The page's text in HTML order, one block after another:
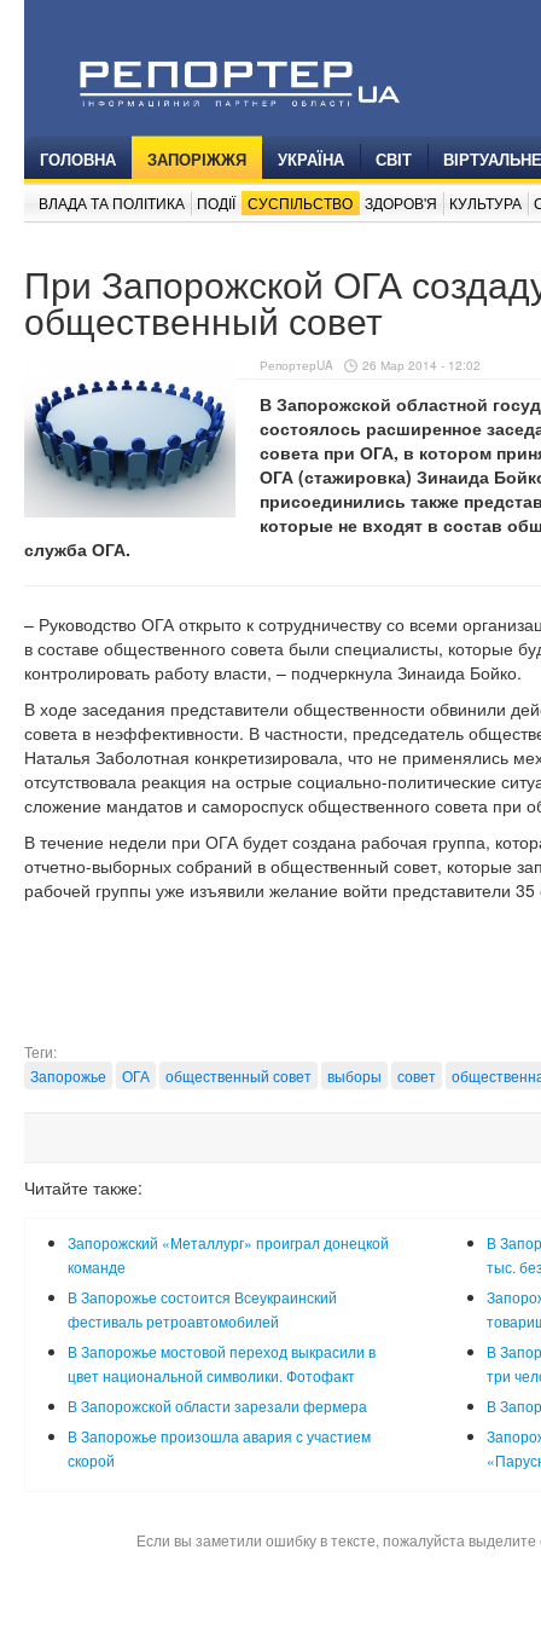
ГОЛОВНА ЗАПОРІЖЖЯ УКРАЇНА СВІТ
ВЛАДА ТА ПОЛІТИКА ПОДІЇ СУСПІЛЬСТВО ЗДОРОВ'Я КУЛЬТУРА
При Запорожской ОГА
общественный совет
РепортерUA 26 Мар 2014 - 12:02
В Запорожской областной
состоялось расширенное
совета при ОГА, в котором
ОГА (стажировка) Зинаида
присоединились также
которые не входят в состав
служба ОГА.
– Руководство ОГА открыто к сотрудничеству со всеми
в составе общественного совета были специалисты, которые
контролировать работу власти, – подчеркнула Зинаида Бойко.
В ходе заседания представители общественности обвинили
совета в неэффективности. В частности, председатель
Наталья Заболотная конкретизировала, что не применялись
отсутствовала реакция на острые социально-политические
сложение мандатов и самороспуск общественного совета при
В течение недели при ОГА будет создана рабочая группа,
отчетно-выборных собраний в общественный совет, которые
рабочей группы уже изъявили желание войти представители
Теги:
Запорожье
ОГА общественный совет выборы совет
Читайте также:
Запорожский «Металлург» проиграл донецкой
команде
В
тыс.
В Запорожье состоится Всеукраинский
фестиваль ретроавтомобилей
В Запорожье мостовой переход выкрасили в
цвет национальной символики. Фотофакт
В
три
В Запорожской области зарезали фермера
В
В Запорожье произошла авария с участием
скорой
Если вы заметили ошибку в тексте, пожалуйста